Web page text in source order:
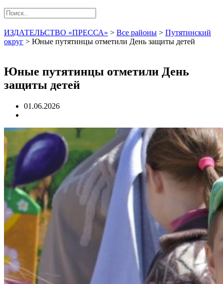
ИЗДАТЕЛЬСТВО «ПРЕССА» > Все районы > Путятинский
округ > Юные путятинцы отметили День защиты детей
Юные путятинцы отметили День
защиты детей
01.06.2026